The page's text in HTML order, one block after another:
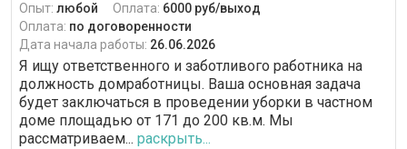
Опыт: любой Оплата: 6000 руб/выход
Оплата: по договоренности
Дата начала работы: 26.06.2026
Я ищу ответственного и заботливого работника на
должность домработницы. Ваша основная задача
будет заключаться в проведении уборки в частном
доме площадью от 171 до 200 кв.м. Мы
рассматриваем... раскрыть...